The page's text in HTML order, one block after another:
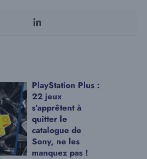
PlayStation Plus :
22 jeux
s’apprêtent à
quitter le
catalogue de
Sony, ne les
manquez pas !